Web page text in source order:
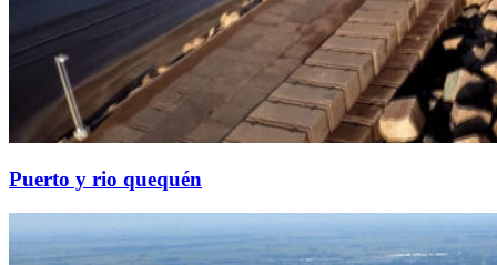
Puerto y rio quequén